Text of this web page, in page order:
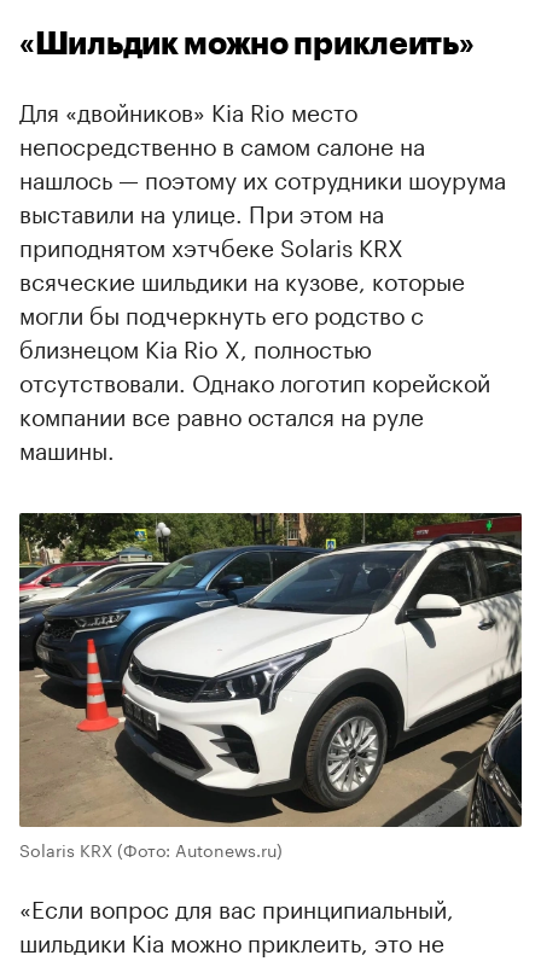
«Шильдик можно приклеить»
Для «двойников» Kia Rio место
непосредственно в самом салоне на
нашлось — поэтому их сотрудники шоурума
выставили на улице. При этом на
приподнятом хэтчбеке Solaris KRX
всяческие шильдики на кузове, которые
могли бы подчеркнуть его родство с
близнецом Kia Rio X, полностью
отсутствовали. Однако логотип корейской
компании все равно остался на руле
машины.
Solaris KRX(Фото: Autonews.ru)
«Если вопрос для вас принципиальный,
шильдики Kia можно приклеить, это не